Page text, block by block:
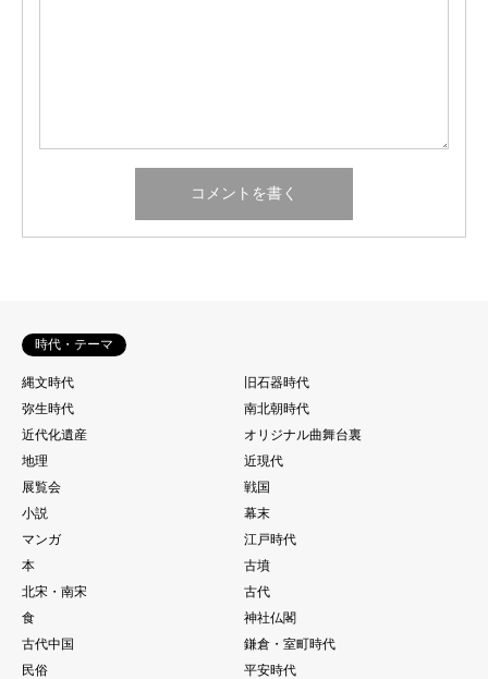
時代・テーマ
縄文時代
旧石器時代
弥生時代
南北朝時代
近代化遺産
オリジナル曲舞台裏
地理
近現代
展覧会
戦国
小説
幕末
マンガ
江戸時代
本
古墳
北宋・南宋
古代
食
神社仏閣
古代中国
鎌倉・室町時代
民俗
平安時代